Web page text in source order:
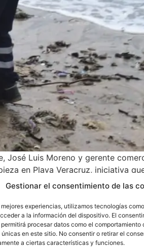
Gestionar el consentimiento de las
experiencias, utilizamos tecnologías
a la información del dispositivo. El
procesar datos como el comportamiento
en este sitio. No consentir o retirar el
a ciertas características y funciones.
José Luis Moreno y gerente
en Playa Veracruz, iniciativa
cuidado ambiental.